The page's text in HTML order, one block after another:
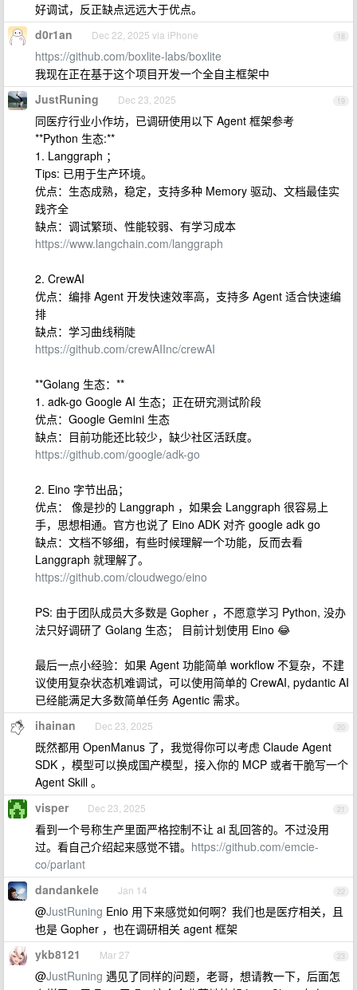
好调试，反正缺点远远大于优点。
18
d0r1an Dec 22, 2025 via iPhone
https://github.com/boxlite-labs/boxlite
我现在正在基于这个项目开发一个全自主框架中
19
JustRuning Dec 23, 2025
同医疗行业小作坊，已调研使用以下 Agent 框架参考
**Python 生态:**
1. Langgraph ；
Tips: 已用于生产环境。
优点：生态成熟，稳定，支持多种 Memory 驱动、文档最佳实
践齐全
缺点：调试繁琐、性能较弱、有学习成本
https://www.langchain.com/langgraph
2. CrewAI
优点：编排 Agent 开发快速效率高，支持多 Agent 适合快速编
排
缺点：学习曲线稍陡
https://github.com/crewAIInc/crewAI
**Golang 生态：**
1. adk-go Google AI 生态；正在研究测试阶段
优点：Google Gemini 生态
缺点：目前功能还比较少，缺少社区活跃度。
https://github.com/google/adk-go
2. Eino 字节出品；
优点： 像是抄的 Langgraph ，如果会 Langgraph 很容易上
手，思想相通。官方也说了 Eino ADK 对齐 google adk go
缺点：文档不够细，有些时候理解一个功能，反而去看
Langgraph 就理解了。
https://github.com/cloudwego/eino
PS: 由于团队成员大多数是 Gopher ，不愿意学习 Python, 没办
法只好调研了 Golang 生态； 目前计划使用 Eino 😂
最后一点小经验：如果 Agent 功能简单 workflow 不复杂，不建
议使用复杂状态机难调试，可以使用简单的 CrewAI, pydantic AI
已经能满足大多数简单任务 Agentic 需求。
20
ihainan Dec 23, 2025
既然都用 OpenManus 了，我觉得你可以考虑 Claude Agent
SDK ，模型可以换成国产模型，接入你的 MCP 或者干脆写一个
Agent Skill 。
21
visper Dec 23, 2025
看到一个号称生产里面严格控制不让 ai 乱回答的。不过没用
过。看自己介绍起来感觉不错。 https://github.com/emcie-
co/parlant
22
dandankele Jan 14
@JustRuning Enio 用下来感觉如何啊？我们也是医疗相关，且
也是 Gopher ，也在调研相关 agent 框架
23
ykb8121 Mar 27
@JustRuning 遇见了同样的问题，老哥，想请教一下，后面怎